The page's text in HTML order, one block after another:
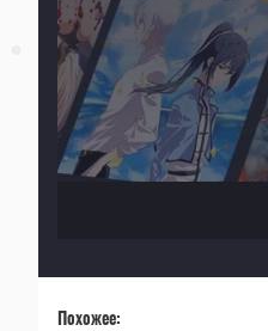
Похожее: